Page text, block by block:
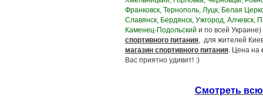
Франковск, Тернополь, Луцк, Белая
Славянск, Бердянск, Ужгород, Алчевск,
Каменец-Подольский и по всей
спортивного питания, для жителей
магазин спортивного питания. Цена на
Вас приятно удивит! :)
Смотреть